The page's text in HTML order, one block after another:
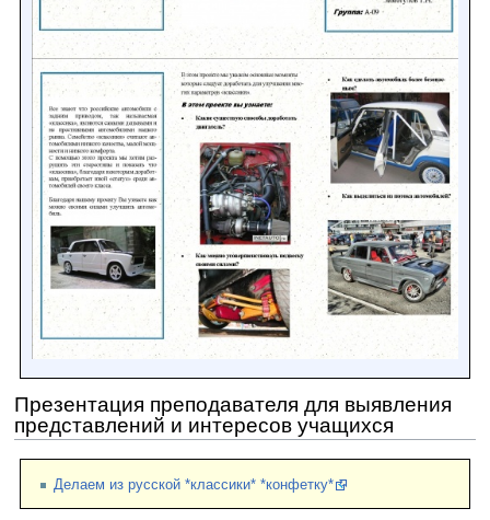
Презентация преподавателя для выявления
представлений и интересов учащихся
Делаем из русской *классики* *конфетку*